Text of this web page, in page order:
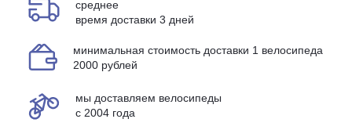
среднее
время доставки 3 дней
минимальная стоимость доставки 1 велосипеда
2000 рублей
мы доставляем велосипеды
с 2004 года